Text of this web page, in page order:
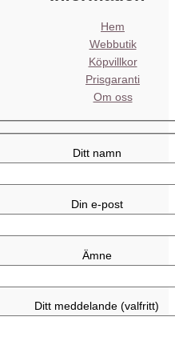
Hem
Webbutik
Köpvillkor
Prisgaranti
Om oss
Ditt namn
Din e-post
Ämne
Ditt meddelande (valfritt)